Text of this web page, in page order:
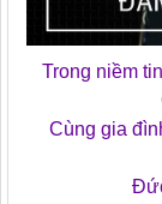
Trong niềm
Cùng gia